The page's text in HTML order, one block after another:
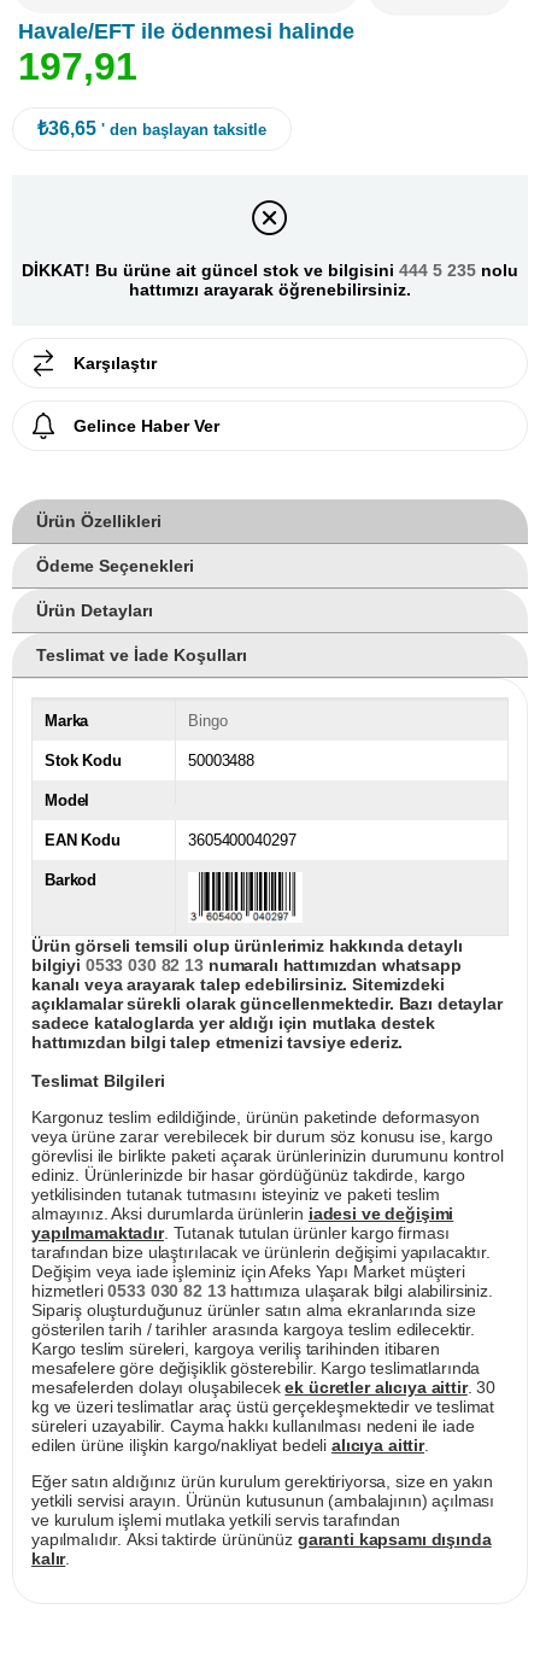
Havale/EFT ile ödenmesi halinde
197,91
₺36,65 ' den başlayan taksitle
DİKKAT! Bu ürüne ait güncel stok ve bilgisini 444 5 235 nolu
hattımızı arayarak öğrenebilirsiniz.
Karşılaştır
Gelince Haber Ver
Ürün Özellikleri
Ödeme Seçenekleri
Ürün Detayları
Teslimat ve İade Koşulları
Marka Bingo
Stok Kodu 50003488
Model
EAN Kodu 3605400040297
Barkod
Ürün görseli temsili olup ürünlerimiz hakkında detaylı
bilgiyi 0533 030 82 13numaralı hattımızdan whatsapp
kanalı veya arayarak talep edebilirsiniz. Sitemizdeki
açıklamalar sürekli olarak güncellenmektedir. Bazı detaylar
sadece kataloglarda yer aldığı için mutlaka destek
hattımızdan bilgi talep etmenizi tavsiye ederiz.
Teslimat Bilgileri
Kargonuz teslim edildiğinde, ürünün paketinde deformasyon
veya ürüne zarar verebilecek bir durum söz konusu ise, kargo
görevlisi ile birlikte paketi açarak ürünlerinizin durumunu kontrol
ediniz. Ürünlerinizde bir hasar gördüğünüz takdirde, kargo
yetkilisinden tutanak tutmasını isteyiniz ve paketi teslim
almayınız. Aksi durumlarda ürünlerin iadesi ve değişimi
yapılmamaktadır. Tutanak tutulan ürünler kargo firması
tarafından bize ulaştırılacak ve ürünlerin değişimi yapılacaktır.
Değişim veya iade işleminiz için Afeks Yapı Market müşteri
hizmetleri0533 030 82 13hattımıza ulaşarak bilgi alabilirsiniz.
Sipariş oluşturduğunuz ürünler satın alma ekranlarında size
gösterilen tarih / tarihler arasında kargoya teslim edilecektir.
Kargo teslim süreleri, kargoya veriliş tarihinden itibaren
mesafelere göre değişiklik gösterebilir. Kargo teslimatlarında
mesafelerden dolayı oluşabilecekek ücretler alıcıya aittir. 30
kg ve üzeri teslimatlar araç üstü gerçekleşmektedir ve teslimat
süreleri uzayabilir. Cayma hakkı kullanılması nedeni ile iade
edilen ürüne ilişkin kargo/nakliyat bedeli alıcıya aittir.
Eğer satın aldığınız ürün kurulum gerektiriyorsa, size en yakın
yetkili servisi arayın. Ürünün kutusunun (ambalajının) açılması
ve kurulum işlemi mutlaka yetkili servis tarafından
yapılmalıdır. Aksi taktirde ürününüz garanti kapsamı dışında
kalır.